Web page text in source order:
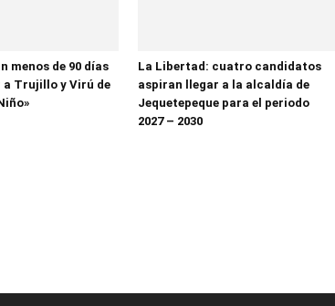
menos de 90 días
a Trujillo y Virú de
La Libertad: cuatro candidatos
aspiran llegar a la alcaldía de
Jequetepeque para el periodo
2027 – 2030